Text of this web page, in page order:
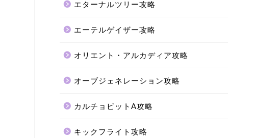
エターナルツリー攻略
エーテルゲイザー攻略
オリエント・アルカディア攻略
オーブジェネレーション攻略
カルチョビットA攻略
キックフライト攻略